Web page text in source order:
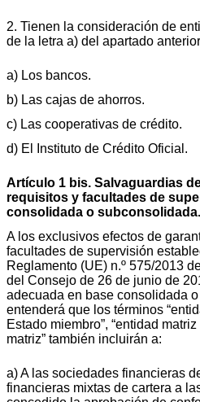
2. Tienen la consideración de
de la letra a) del apartado
a) Los bancos.
b) Las cajas de ahorros.
c) Las cooperativas de crédito.
d) El Instituto de Crédito Oficial.
Artículo 1 bis. Salvaguardias
requisitos y facultades de
consolidada o subconsolidada.
A los exclusivos efectos de
facultades de supervisión
Reglamento (UE) n.º 575/2013
del Consejo de 26 de junio de
adecuada en base consolidada
entenderá que los términos
Estado miembro”, “entidad
matriz” también incluirán a:
a) A las sociedades financieras
financieras mixtas de cartera a